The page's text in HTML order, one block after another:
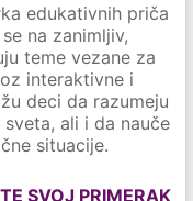
edukativnih priča
na zanimljiv,
teme vezane za
interaktivne i
deci da razumeju
ali i da nauče
situacije.
SVOJ PRIMERAK